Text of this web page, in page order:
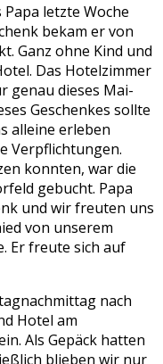
letzte Woche
bekam er von
Ganz ohne Kind und
Das Hotelzimmer
genau dieses Mai-
Geschenkes sollte
alleine erleben
Verpflichtungen.
konnten, war die
gebucht. Papa
und wir freuten uns
von unserem
Er freute sich auf
nach
Hotel am
Als Gepäck hatten
blieben wir nur